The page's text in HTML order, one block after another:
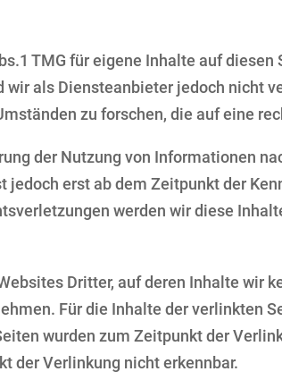
TMG für eigene Inhalte auf
wir als Diensteanbieter jedoch nicht
zu forschen, die auf eine
der Nutzung von Informationen
erst ab dem Zeitpunkt der
werden wir diese
Dritter, auf deren Inhalte wir
Für die Inhalte der verlinkten
wurden zum Zeitpunkt der
der Verlinkung nicht erkennbar.